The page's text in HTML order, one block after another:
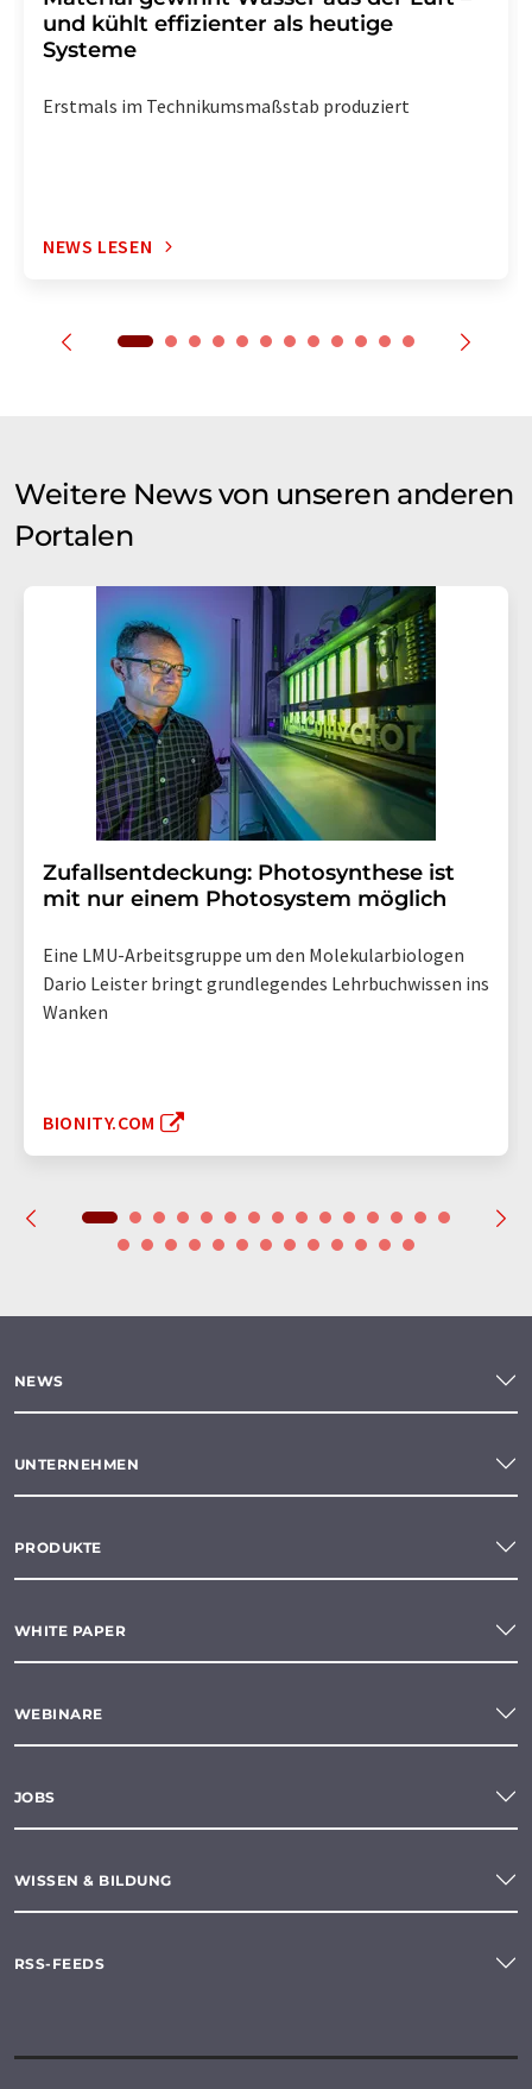
und kühlt effizienter als heutige
Systeme
Erstmals im Technikumsmaßstab produziert
NEWS LESEN
Weitere News von unseren anderen
Portalen
Zufallsentdeckung: Photosynthese ist
mit nur einem Photosystem möglich
Eine LMU-Arbeitsgruppe um den Molekularbiologen
Dario Leister bringt grundlegendes Lehrbuchwissen ins
Wanken
BIONITY.COM
NEWS
UNTERNEHMEN
PRODUKTE
WHITE PAPER
WEBINARE
JOBS
WISSEN & BILDUNG
RSS-FEEDS